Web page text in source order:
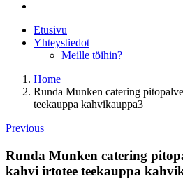
Etusivu
Yhteystiedot
Meille töihin?
Home
Runda Munken catering
teekauppa kahvikauppa3
Previous
Runda Munken catering
kahvi irtotee teekauppa